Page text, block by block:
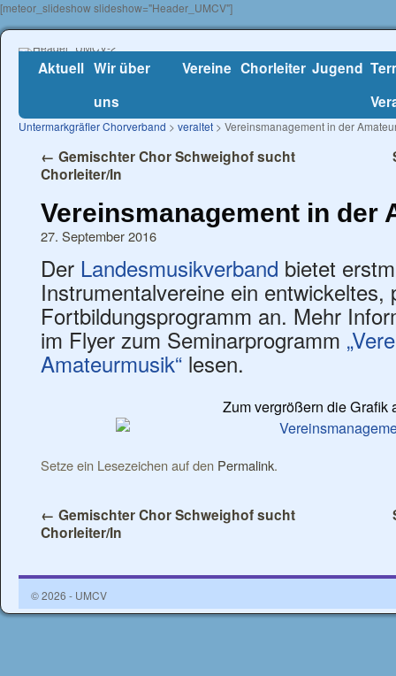
[meteor_slideshow slideshow="Header_UMCV"]
Aktuell Wir über
uns
Vereine Chorleiter Jugend
Untermarkgräfler Chorverband > veraltet > Vereinsmanagement in der
← Gemischter Chor Schweighof sucht
Chorleiter/In
Vereinsmanagement in der
27. September 2016
Der Landesmusikverband bietet
Instrumentalvereine ein entwickeltes,
Fortbildungsprogramm an. Mehr
im Flyer zum Seminarprogramm
Amateurmusik“ lesen.
Zum vergrößern die Grafik
Setze ein Lesezeichen auf den Permalink.
← Gemischter Chor Schweighof sucht
Chorleiter/In
© 2026 - UMCV